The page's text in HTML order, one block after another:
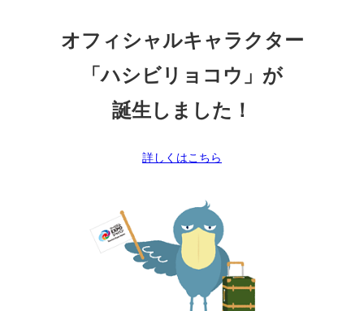
オフィシャルキャラクター
「ハシビリョコウ」が
誕生しました！
詳しくはこちら